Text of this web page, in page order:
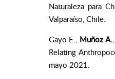
Naturaleza para
Valparaíso, Chile.
Gayo E., Muñoz A.
Relating
mayo 2021.